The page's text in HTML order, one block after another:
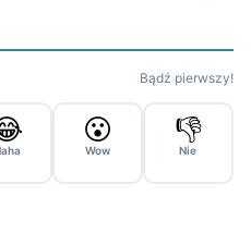
Bądź pierwszy!
😮
Wow
👎
Nie